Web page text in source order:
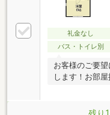
礼金なし
バス・トイレ別
お客様のご要
します！お部